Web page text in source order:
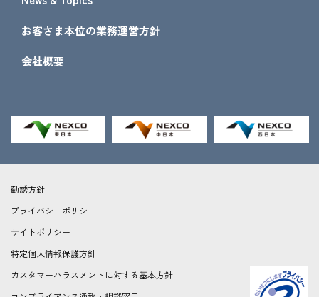
お客さま本位の業務運営方針
会社概要
勧誘方針
プライバシーポリシー
サイトポリシー
特定個人情報保護方針
カスタマーハラスメントに対する基本方針